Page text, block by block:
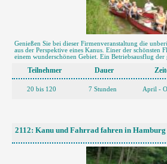
Genießen Sie bei dieser Firmenveranstaltung die
aus der Perspektive eines Kanus. Einer der schönsten
einem wunderschönen Gebiet. Ein Betriebsausflug
Teilnehmer Dauer
20 bis 120 7 Stunden April -
2112: Kanu und Fahrrad fahren in Hamburg